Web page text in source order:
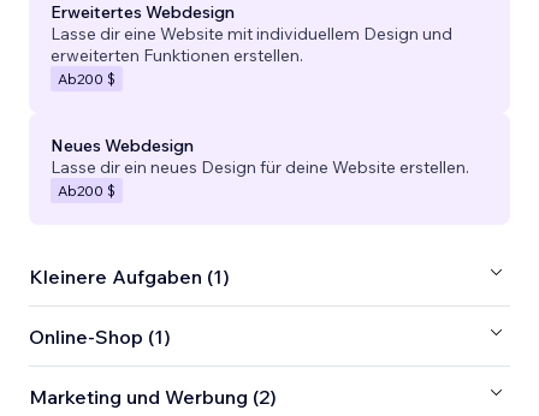
Erweitertes Webdesign
Lasse dir eine Website mit individuellem Design und
erweiterten Funktionen erstellen.
Ab200 $
Neues Webdesign
Lasse dir ein neues Design für deine Website erstellen.
Ab200 $
Kleinere Aufgaben (1)
Online-Shop (1)
Marketing und Werbung (2)